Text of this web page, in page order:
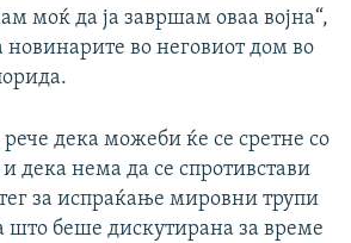
моќ да ја завршам оваа војна“,
во неговиот дом во
дека можеби ќе се сретне со
дека нема да се спротивстави
за испраќање мировни трупи
што беше дискутирана за време